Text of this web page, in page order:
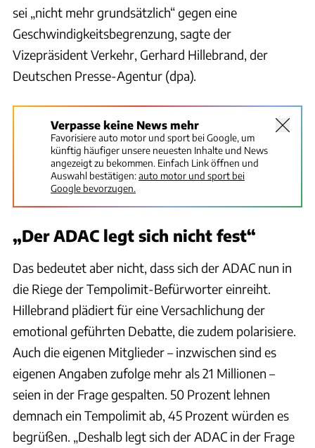
sei „nicht mehr grundsätzlich“ gegen eine
Geschwindigkeitsbegrenzung, sagte der
Vizepräsident Verkehr, Gerhard Hillebrand, der
Deutschen Presse-Agentur (dpa).
Verpasse keine News mehr
Favorisiere auto motor und sport bei Google, um
künftig häufiger unsere neuesten Inhalte und News
angezeigt zu bekommen. Einfach Link öffnen und
Auswahl bestätigen:auto motor und sport bei
Google bevorzugen.
„Der ADAC legt sich nicht fest“
Das bedeutet aber nicht, dass sich der ADAC nun in
die Riege der Tempolimit-Befürworter einreiht.
Hillebrand plädiert für eine Versachlichung der
emotional geführten Debatte, die zudem polarisiere.
Auch die eigenen Mitglieder – inzwischen sind es
eigenen Angaben zufolge mehr als 21 Millionen –
seien in der Frage gespalten. 50 Prozent lehnen
demnach ein Tempolimit ab, 45 Prozent würden es
begrüßen. „Deshalb legt sich der ADAC in der Frage